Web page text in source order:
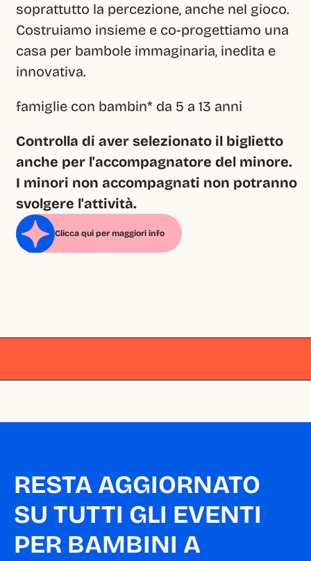
soprattutto la percezione, anche nel gioco.
Costruiamo insieme e co-progettiamo una
casa per bambole immaginaria, inedita e
innovativa.
famiglie con bambin* da 5 a 13 anni
Controlla di aver selezionato il biglietto
anche per l'accompagnatore del minore.
I minori non accompagnati non potranno
svolgere l'attività.
Clicca qui per maggiori info
RESTA AGGIORNATO
SU TUTTI GLI EVENTI
PER BAMBINI A